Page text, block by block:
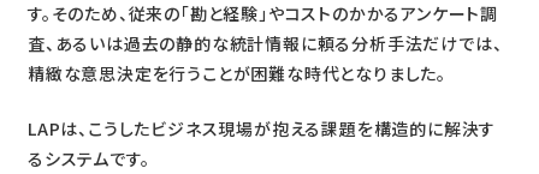
す。そのため、従来の「勘と経験」やコストのかかるアンケート調
査、あるいは過去の静的な統計情報に頼る分析手法だけでは、
精緻な意思決定を行うことが困難な時代となりました。
LAPは、こうしたビジネス現場が抱える課題を構造的に解決す
るシステムです。